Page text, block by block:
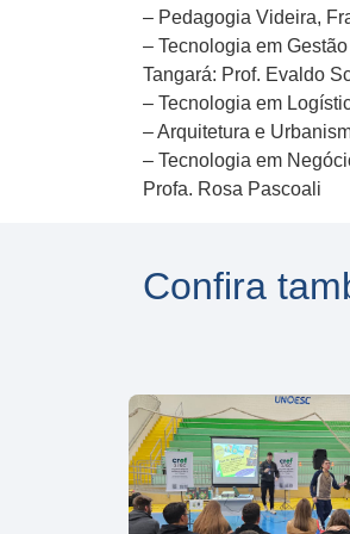
– Pedagogia Videira,
– Tecnologia em
Tangará: Prof. Evaldo
– Tecnologia em
– Arquitetura e
– Tecnologia em
Profa. Rosa Pascoali
Confira